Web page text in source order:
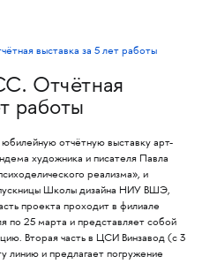
Отчётная
работы
юбилейную отчётную выставку арт-
художника и писателя Павла
реализма», и
Школы дизайна НИУ ВШЭ,
проекта проходит в филиале
по 25 марта и представляет собой
Вторая часть в ЦСИ Винзавод (с 3
линию и предлагает погружение